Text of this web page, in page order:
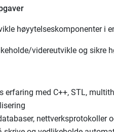
høyytelseskomponenter i
videreutvikle og sikre
erfaring med C++, STL,
nettverksprotokoller